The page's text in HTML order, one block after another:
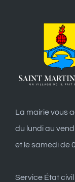
La mairie vous
du lundi au
et le samedi de
Service État civil